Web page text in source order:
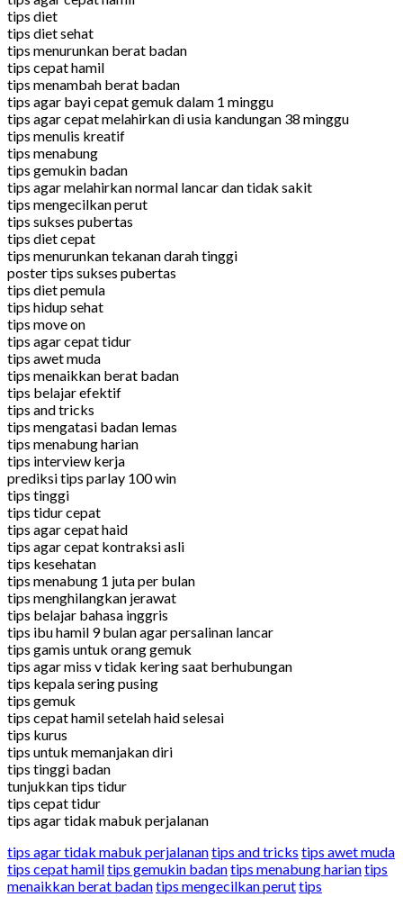
tips diet
tips diet sehat
tips menurunkan berat badan
tips cepat hamil
tips menambah berat badan
tips agar bayi cepat gemuk dalam 1 minggu
tips agar cepat melahirkan di usia kandungan 38 minggu
tips menulis kreatif
tips menabung
tips gemukin badan
tips agar melahirkan normal lancar dan tidak sakit
tips mengecilkan perut
tips sukses pubertas
tips diet cepat
tips menurunkan tekanan darah tinggi
poster tips sukses pubertas
tips diet pemula
tips hidup sehat
tips move on
tips agar cepat tidur
tips awet muda
tips menaikkan berat badan
tips belajar efektif
tips and tricks
tips mengatasi badan lemas
tips menabung harian
tips interview kerja
prediksi tips parlay 100 win
tips tinggi
tips tidur cepat
tips agar cepat haid
tips agar cepat kontraksi asli
tips kesehatan
tips menabung 1 juta per bulan
tips menghilangkan jerawat
tips belajar bahasa inggris
tips ibu hamil 9 bulan agar persalinan lancar
tips gamis untuk orang gemuk
tips agar miss v tidak kering saat berhubungan
tips kepala sering pusing
tips gemuk
tips cepat hamil setelah haid selesai
tips kurus
tips untuk memanjakan diri
tips tinggi badan
tunjukkan tips tidur
tips cepat tidur
tips agar tidak mabuk perjalanan
tips agar tidak mabuk perjalanantips and tricks tips awet muda
tips cepat hamiltips gemukin badantips menabung hariantips
menaikkan berat badantips mengecilkan peruttips